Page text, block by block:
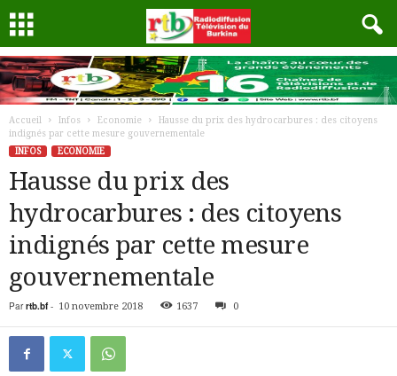
Accueil Infos Economie
Hausse du prix des hydrocarbures : des citoyens
indignés par cette mesure gouvernementale
INFOS
ECONOMIE
Hausse du prix des
hydrocarbures : des citoyens
indignés par cette mesure
gouvernementale
Par rtb.bf- 10 novembre 2018 1637 0